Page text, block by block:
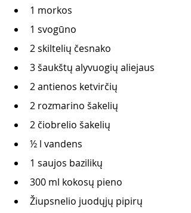
1 morkos
1 svogūno
2 skiltelių česnako
3 šaukštų alyvuogių aliejaus
2 antienos ketvirčių
2 rozmarino šakelių
2 čiobrelio šakelių
½ l vandens
1 saujos bazilikų
300 ml kokosų pieno
Žiupsnelio juodųjų pipirų